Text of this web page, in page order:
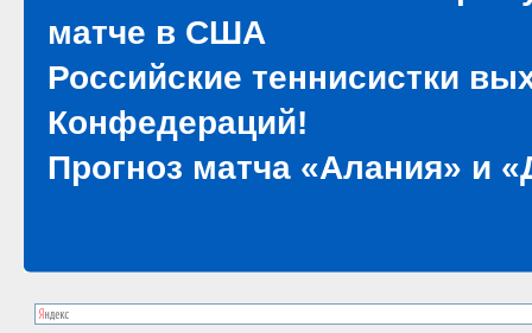
матче в США
Российские теннисистки
Конфедераций!
Прогноз матча «Алания» и